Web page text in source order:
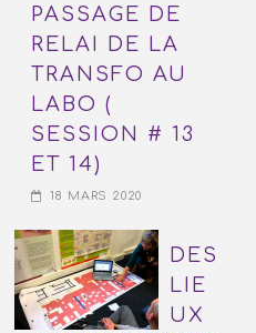
PASSAGE DE
RELAI DE LA
TRANSFO AU
LABO (
SESSION # 13
ET 14)
18 MARS 2020
DES
LIE
UX